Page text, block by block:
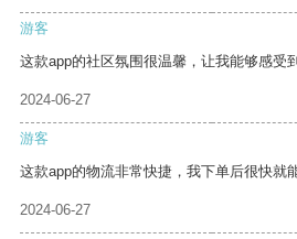
游客
这款app的社区氛围很温馨，让我能够感受
2024-06-27
游客
这款app的物流非常快捷，我下单后很快就
2024-06-27